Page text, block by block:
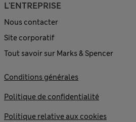
L'ENTREPRISE
Nous contacter
Site corporatif
Tout savoir sur Marks & Spencer
Conditions générales
Politique de confidentialité
Politique relative aux cookies